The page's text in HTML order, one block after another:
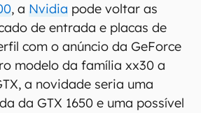
, a Nvidia pode voltar as
de entrada e placas de
com o anúncio da GeForce
modelo da família xx30 a
a novidade seria uma
da GTX 1650 e uma possível